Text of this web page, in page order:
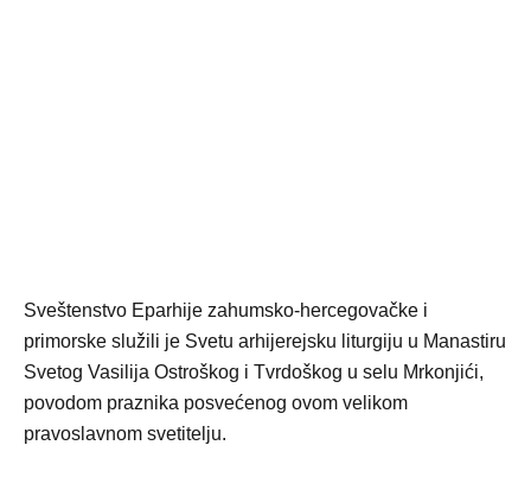
Sveštenstvo Eparhije zahumsko-hercegovačke i
primorske služili je Svetu arhijerejsku liturgiju u Manastiru
Svetog Vasilija Ostroškog i Tvrdoškog u selu Mrkonjići,
povodom praznika posvećenog ovom velikom
pravoslavnom svetitelju.